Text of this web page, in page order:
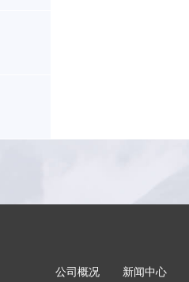
公司概况
新闻中心